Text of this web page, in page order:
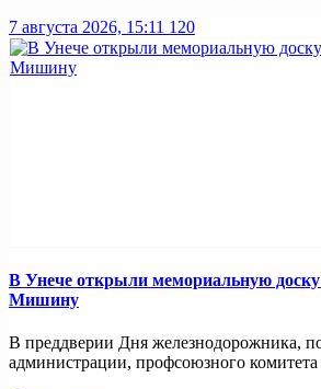
7 августа 2026, 15:11 120
В Унече открыли мемориальную
Мишину
В преддверии Дня железнодорожника,
администрации, профсоюзного комитета